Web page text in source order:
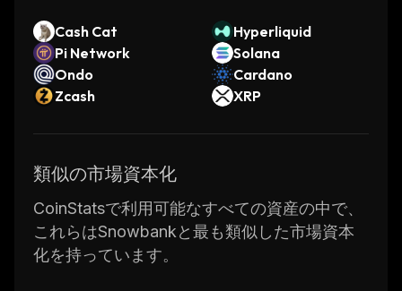
Overall, Snowbank is an innovative DeFi
platform that makes it easier than ever before
for anyone to get involved in the world of
decentralized finance. With its intuitive user
interface and wide range of features,
to manage their investments and earn passive
income from their crypto holdings.
Cash Cat
Hyperliquid
Pi Network
Solana
Ondo
Cardano
Zcash
XRP
類似の市場資本化
CoinStatsで利用可能なすべての資産の中で、
これらはSnowbankと最も類似した市場資本
化を持っています。